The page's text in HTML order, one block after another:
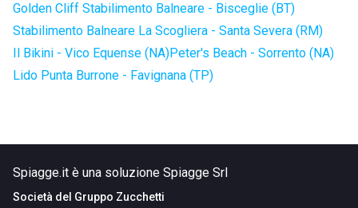
Golden Cliff Stabilimento Balneare - Bisceglie (BT)
Stabilimento Balneare La Scogliera - Santa Severa (RM)
Il Bikini - Vico Equense (NA)Peter's Beach - Sorrento (NA)
Lido Punta Burrone - Favignana (TP)
Spiagge.it è una soluzione Spiagge Srl
Società del Gruppo Zucchetti